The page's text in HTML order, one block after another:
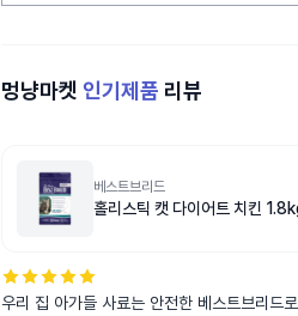
멍냥마켓 인기제품 리뷰
베스트브리드
홀리스틱 캣 다이어트 치킨
우리 집 아가들 사료는 안전한 베스트브리드